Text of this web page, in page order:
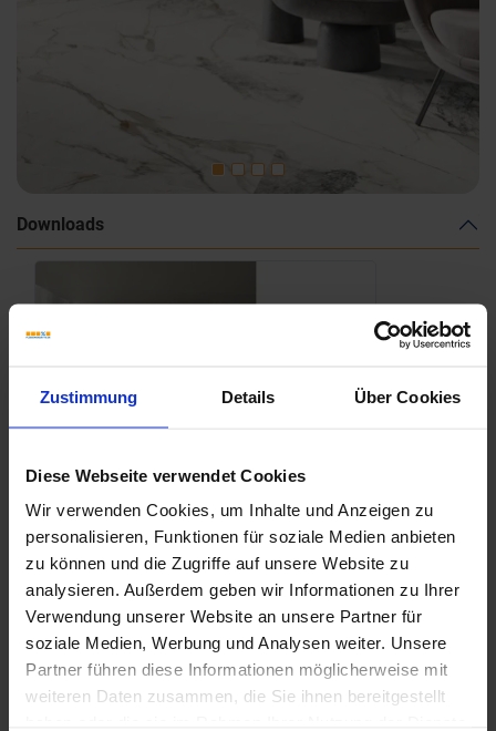
Zustimmung Details Über Cookies
Diese Webseite verwendet Cookies
Wir verwenden Cookies, um Inhalte und Anzeigen zu
personalisieren, Funktionen für soziale Medien anbieten
zu können und die Zugriffe auf unsere Website zu
analysieren. Außerdem geben wir Informationen zu Ihrer
Verwendung unserer Website an unsere Partner für
soziale Medien, Werbung und Analysen weiter. Unsere
Partner führen diese Informationen möglicherweise mit
weiteren Daten zusammen, die Sie ihnen bereitgestellt
Downloads